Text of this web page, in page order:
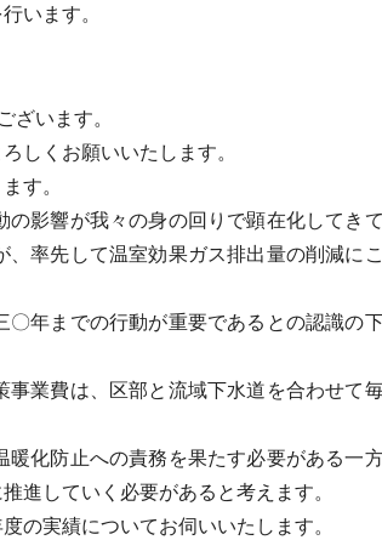
います。
います。
しくお願いいたします。
す。
影響が我々の身の回りで顕在化してき
率先して温室効果ガス排出量の削減に
年までの行動が重要であるとの認識の
業費は、区部と流域下水道を合わせて
化防止への責務を果たす必要がある一
進していく必要があると考えます。
の実績についてお伺いいたします。